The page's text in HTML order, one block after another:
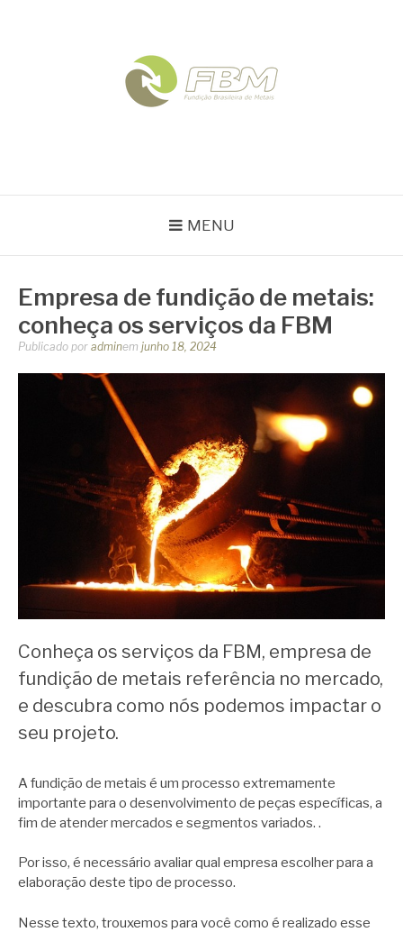
MENU
Empresa de fundição de metais:
conheça os serviços da FBM
Publicado por adminem junho 18, 2024
Conheça os serviços da FBM, empresa de
fundição de metais referência no mercado,
e descubra como nós podemos impactar o
seu projeto.
A fundição de metais é um processo extremamente
importante para o desenvolvimento de peças específicas, a
fim de atender mercados e segmentos variados. .
Por isso, é necessário avaliar qual empresa escolher para a
elaboração deste tipo de processo.
Nesse texto, trouxemos para você como é realizado esse